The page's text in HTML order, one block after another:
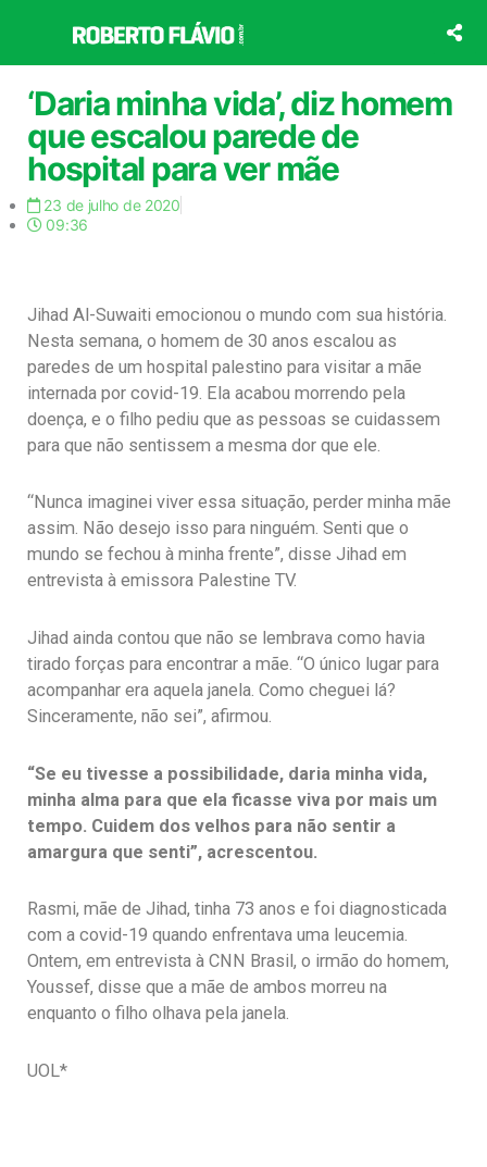
o
conteúdo
‘Daria minha vida’, diz homem
que escalou parede de
hospital para ver mãe
23 de julho de 2020
09:36
Jihad Al-Suwaiti emocionou o mundo com sua história.
Nesta semana, o homem de 30 anos escalou as
paredes de um hospital palestino para visitar a mãe
internada por covid-19. Ela acabou morrendo pela
doença, e o filho pediu que as pessoas se cuidassem
para que não sentissem a mesma dor que ele.
“Nunca imaginei viver essa situação, perder minha mãe
assim. Não desejo isso para ninguém. Senti que o
mundo se fechou à minha frente”, disse Jihad em
entrevista à emissora Palestine TV.
Jihad ainda contou que não se lembrava como havia
tirado forças para encontrar a mãe. “O único lugar para
acompanhar era aquela janela. Como cheguei lá?
Sinceramente, não sei”, afirmou.
“Se eu tivesse a possibilidade, daria minha vida,
minha alma para que ela ficasse viva por mais um
tempo. Cuidem dos velhos para não sentir a
amargura que senti”, acrescentou.
Rasmi, mãe de Jihad, tinha 73 anos e foi diagnosticada
com a covid-19 quando enfrentava uma leucemia.
Ontem, em entrevista à CNN Brasil, o irmão do homem,
Youssef, disse que a mãe de ambos morreu na
enquanto o filho olhava pela janela.
UOL*